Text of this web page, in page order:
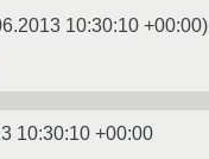
10:30:10 +00:00)
10:30:10 +00:00